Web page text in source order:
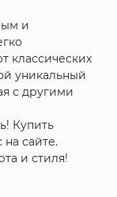
и
классических
уникальный
с другими
Купить
сайте.
и стиля!